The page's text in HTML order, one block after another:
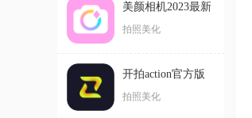
美颜相机2023最新
版版本
拍照美化
开拍action官方版
拍照美化